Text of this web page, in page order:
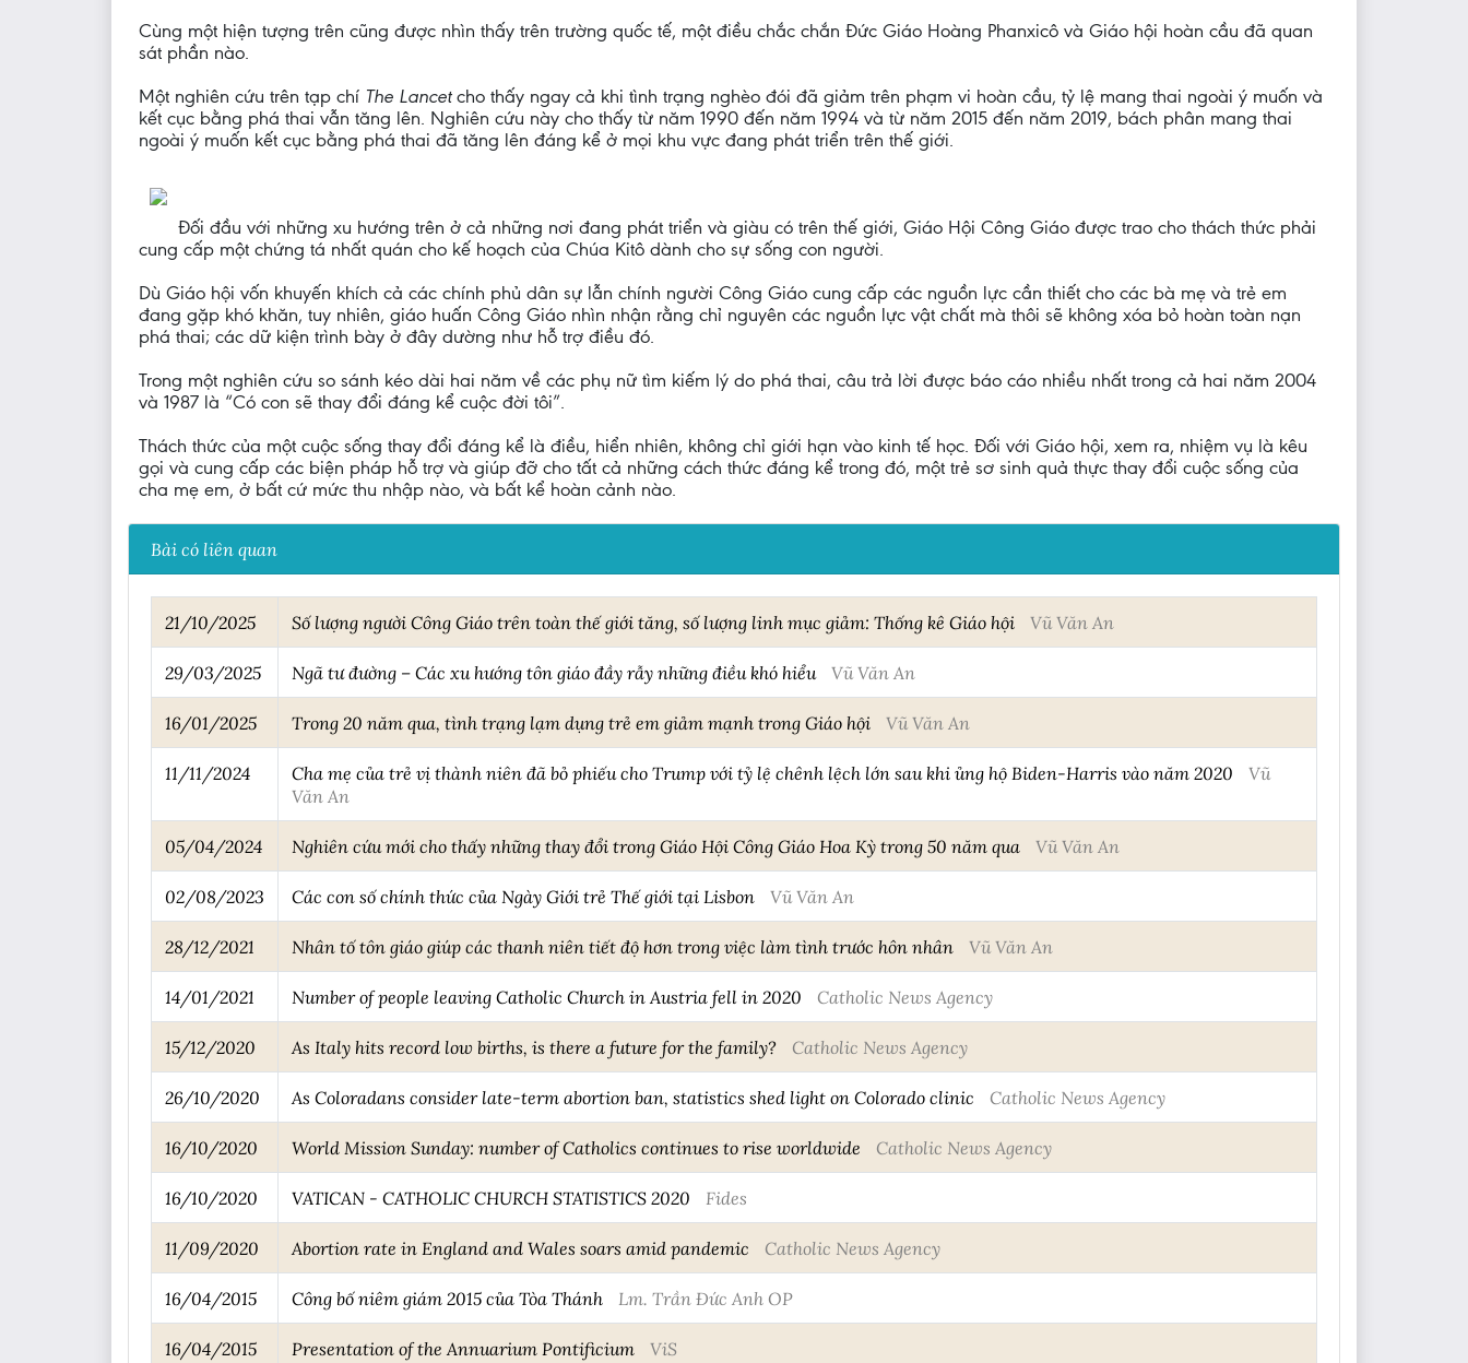
Cùng một hiện tượng trên cũng được nhìn thấy trên trường quốc tế, một điều chắc chắn Đức Giáo Hoàng Phanxicô và Giáo hội hoàn cầu đã quan
sát phần nào.
Một nghiên cứu trên tạp chí The Lancet cho thấy ngay cả khi tình trạng nghèo đói đã giảm trên phạm vi hoàn cầu, tỷ lệ mang thai ngoài ý muốn và
kết cục bằng phá thai vẫn tăng lên. Nghiên cứu này cho thấy từ năm 1990 đến năm 1994 và từ năm 2015 đến năm 2019, bách phân mang thai
ngoài ý muốn kết cục bằng phá thai đã tăng lên đáng kể ở mọi khu vực đang phát triển trên thế giới.
Đối đầu với những xu hướng trên ở cả những nơi đang phát triển và giàu có trên thế giới, Giáo Hội Công Giáo được trao cho thách thức phải
cung cấp một chứng tá nhất quán cho kế hoạch của Chúa Kitô dành cho sự sống con người.
Dù Giáo hội vốn khuyến khích cả các chính phủ dân sự lẫn chính người Công Giáo cung cấp các nguồn lực cần thiết cho các bà mẹ và trẻ em
đang gặp khó khăn, tuy nhiên, giáo huấn Công Giáo nhìn nhận rằng chỉ nguyên các nguồn lực vật chất mà thôi sẽ không xóa bỏ hoàn toàn nạn
phá thai; các dữ kiện trình bày ở đây dường như hỗ trợ điều đó.
Trong một nghiên cứu so sánh kéo dài hai năm về các phụ nữ tìm kiếm lý do phá thai, câu trả lời được báo cáo nhiều nhất trong cả hai năm 2004
và 1987 là “Có con sẽ thay đổi đáng kể cuộc đời tôi”.
Thách thức của một cuộc sống thay đổi đáng kể là điều, hiển nhiên, không chỉ giới hạn vào kinh tế học. Đối với Giáo hội, xem ra, nhiệm vụ là kêu
gọi và cung cấp các biện pháp hỗ trợ và giúp đỡ cho tất cả những cách thức đáng kể trong đó, một trẻ sơ sinh quả thực thay đổi cuộc sống của
cha mẹ em, ở bất cứ mức thu nhập nào, và bất kể hoàn cảnh nào.
Bài có liên quan
21/10/2025 Số lượng người Công Giáo trên toàn thế giới tăng, số lượng linh mục giảm: Thống kê Giáo hội Vũ Văn An
29/03/2025 Ngã tư đường – Các xu hướng tôn giáo đầy rẫy những điều khó hiểu Vũ Văn An
16/01/2025 Trong 20 năm qua, tình trạng lạm dụng trẻ em giảm mạnh trong Giáo hội Vũ Văn An
11/11/2024 Cha mẹ của trẻ vị thành niên đã bỏ phiếu cho Trump với tỷ lệ chênh lệch lớn sau khi ủng hộ Biden-Harris vào năm 2020
Vũ
Văn An
05/04/2024 Nghiên cứu mới cho thấy những thay đổi trong Giáo Hội Công Giáo Hoa Kỳ trong 50 năm qua Vũ Văn An
02/08/2023 Các con số chính thức của Ngày Giới trẻ Thế giới tại Lisbon Vũ Văn An
28/12/2021 Nhân tố tôn giáo giúp các thanh niên tiết độ hơn trong việc làm tình trước hôn nhân Vũ Văn An
14/01/2021 Number of people leaving Catholic Church in Austria fell in 2020 Catholic News Agency
15/12/2020 As Italy hits record low births, is there a future for the family? Catholic News Agency
26/10/2020 As Coloradans consider late-term abortion ban, statistics shed light on Colorado clinic Catholic News Agency
16/10/2020 World Mission Sunday: number of Catholics continues to rise worldwide Catholic News Agency
16/10/2020 VATICAN - CATHOLIC CHURCH STATISTICS 2020 Fides
11/09/2020 Abortion rate in England and Wales soars amid pandemic Catholic News Agency
16/04/2015 Công bố niêm giám 2015 của Tòa Thánh Lm. Trần Đức Anh OP
16/04/2015 Presentation of the Annuarium Pontificium ViS